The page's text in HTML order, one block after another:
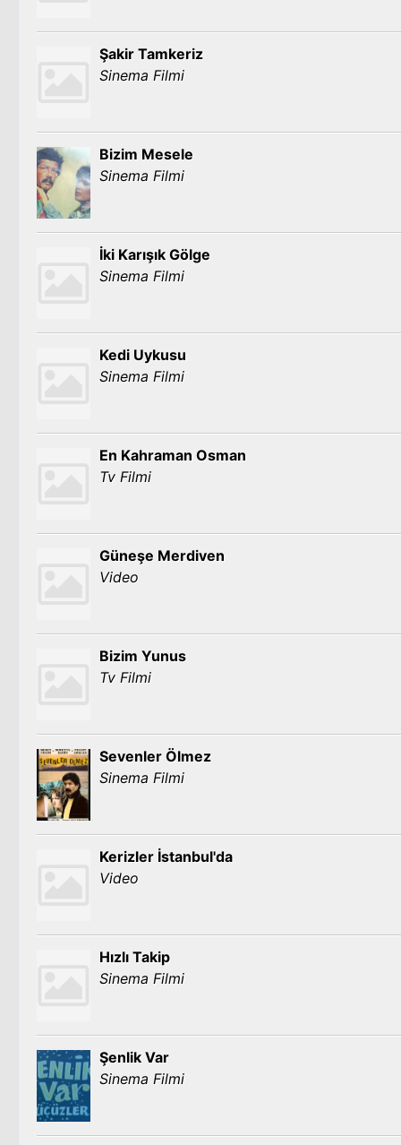
Şakir Tamkeriz
Sinema Filmi
Bizim Mesele
Sinema Filmi
İki Karışık Gölge
Sinema Filmi
Kedi Uykusu
Sinema Filmi
En Kahraman Osman
Tv Filmi
Güneşe Merdiven
Video
Bizim Yunus
Tv Filmi
Sevenler Ölmez
Sinema Filmi
Kerizler İstanbul'da
Video
Hızlı Takip
Sinema Filmi
Şenlik Var
Sinema Filmi